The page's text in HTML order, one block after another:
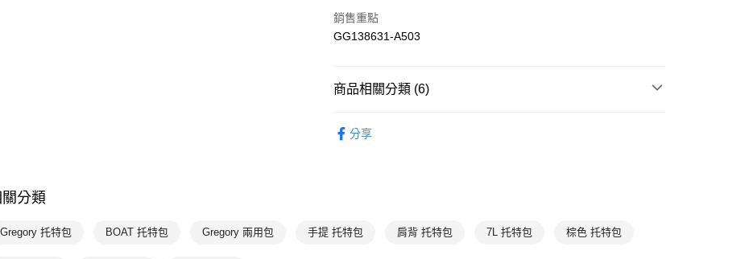
銷售重點
GG138631-A503
商品相關分類 (6)
Gregory 全部商品
分享
分類
Gregory 托特包 BOAT 托特包 Gregory 兩用包 手提 托特包 肩背 托特包 7L 托特包 棕色 托特包